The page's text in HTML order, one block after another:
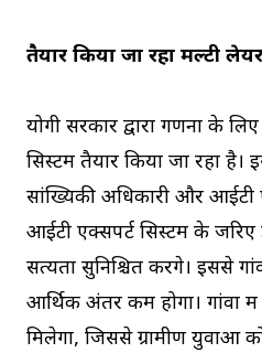
तैयार किया जा रहा मल्टी
योगी सरकार द्वारा गणना के
सिस्टम तैयार किया जा रहा है।
सांख्यिकी अधिकारी और आईटी
आईटी एक्सपर्ट सिस्टम के जरिए
सत्यता सुनिश्चित करेंगे। इससे
आर्थिक अंतर कम होगा। गांवों में
मिलेगा, जिससे ग्रामीण युवाओं